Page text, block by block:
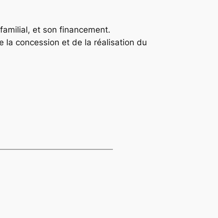
et son financement.
la concession et de la réalisation du